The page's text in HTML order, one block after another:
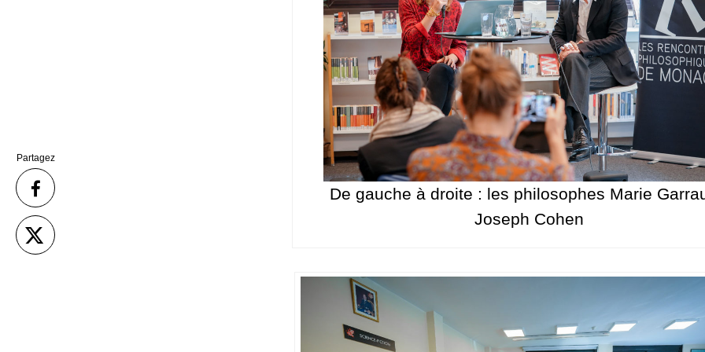
De gauche à droite : les philosophes Marie
Joseph Cohen
Partagez